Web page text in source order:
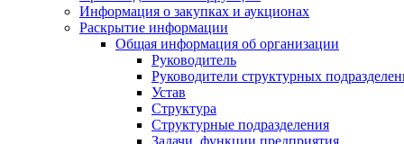
Информация о закупках и аукционах
Раскрытие информации
Общая информация об организации
Руководитель
Руководители структурных
Устав
Структура
Структурные подразделения
Задачи, функции предприятия